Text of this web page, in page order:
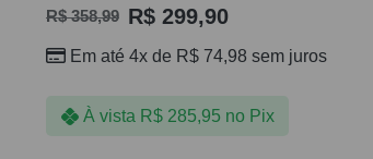
R$358,99 R$299,90
Em até 4x de R$74,98 sem juros
À vista R$285,95 no Pix